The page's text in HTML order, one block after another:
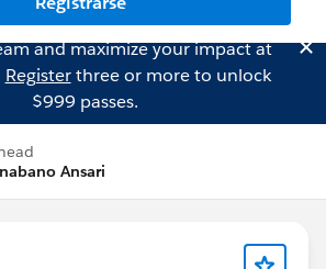
and maximize your impact at
Registerthree or more to unlock
$999 passes.
Ansari